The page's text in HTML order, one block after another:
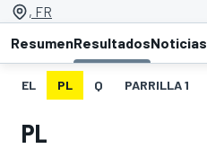
, FR
ResumenResultadosNoticias
EL PL Q PARRILLA 1
PL